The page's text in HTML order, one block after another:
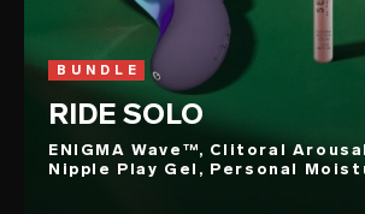
BUNDLE
RIDE SOLO
ENIGMA Wave™, Clitoral
Nipple Play Gel, Personal